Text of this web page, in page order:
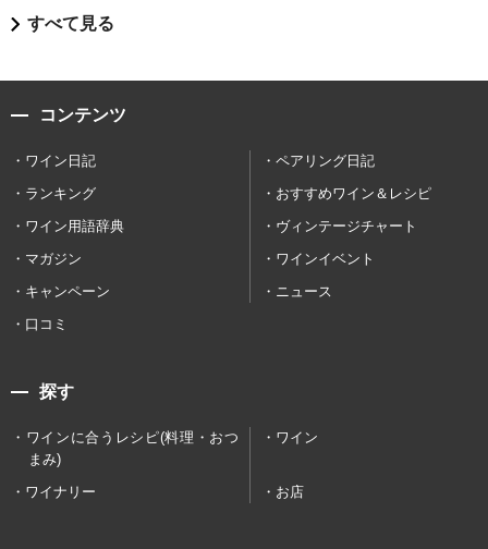
すべて見る
コンテンツ
ワイン日記
ペアリング日記
ランキング
おすすめワイン＆レシピ
ワイン用語辞典
ヴィンテージチャート
マガジン
ワインイベント
キャンペーン
ニュース
口コミ
探す
ワインに合うレシピ(料理・おつ
まみ)
ワイン
ワイナリー お店